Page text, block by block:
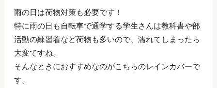
雨の日は荷物対策も必要です！
特に雨の日も自転車で通学する学生さんは教科書や部
活動の練習着など荷物も多いので、濡れてしまったら
大変ですね。
そんなときにおすすめなのがこちらのレインカバーで
す。